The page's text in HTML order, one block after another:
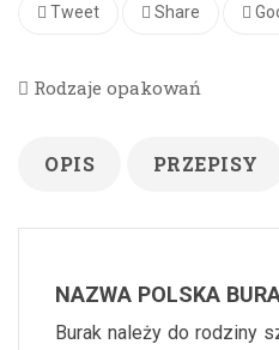
Tweet Share
Rodzaje opakowań
OPIS PRZEPISY
NAZWA POLSKA
Burak należy do rodziny